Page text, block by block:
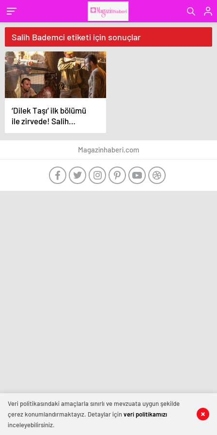
Salih Bademci etiketi için sonuçlar
‘Dilek Taşı’ ilk bölümü
ile zirvede! Salih
Bademci’ye övgü yağdı
Magazinhaberi.com
Veri politikasındaki amaçlarla sınırlı ve mevzuata uygun şekilde
çerez konumlandırmaktayız. Detaylar içinveri politikamızı
inceleyebilirsiniz.